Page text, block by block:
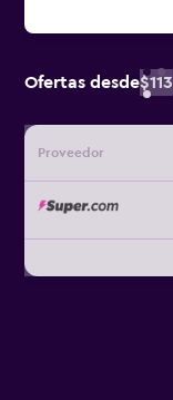
Ofertas desde$113
Proveedor